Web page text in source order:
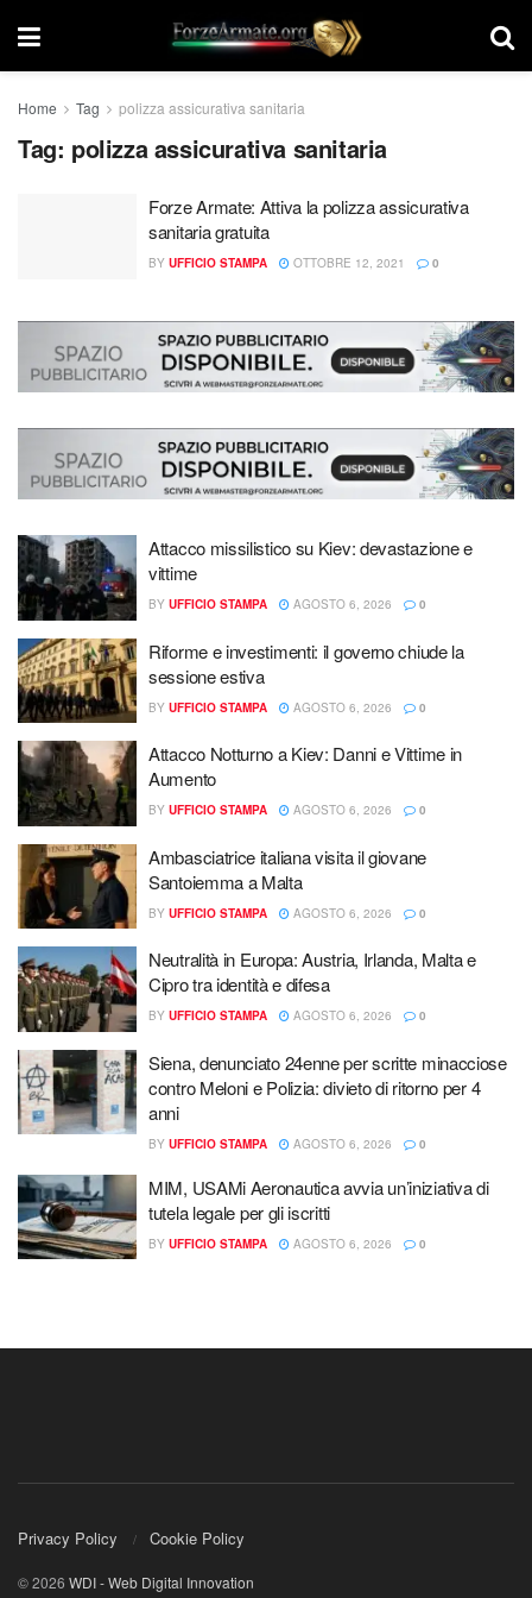
Home Tag polizza assicurativa sanitaria
Tag: polizza assicurativa sanitaria
Forze Armate: Attiva la polizza assicurativa
sanitaria gratuita
BY UFFICIO STAMPA OTTOBRE 12, 2021 0
Attacco missilistico su Kiev: devastazione e
vittime
BY UFFICIO STAMPA AGOSTO 6, 2026 0
Riforme e investimenti: il governo chiude la
sessione estiva
BY UFFICIO STAMPA AGOSTO 6, 2026 0
Attacco Notturno a Kiev: Danni e Vittime in
Aumento
BY UFFICIO STAMPA AGOSTO 6, 2026 0
Ambasciatrice italiana visita il giovane
Santoiemma a Malta
BY UFFICIO STAMPA AGOSTO 6, 2026 0
Neutralità in Europa: Austria, Irlanda, Malta e
Cipro tra identità e difesa
BY UFFICIO STAMPA AGOSTO 6, 2026 0
Siena, denunciato 24enne per scritte minacciose
contro Meloni e Polizia: divieto di ritorno per 4
anni
BY UFFICIO STAMPA AGOSTO 6, 2026 0
MIM, USAMi Aeronautica avvia un’iniziativa di
tutela legale per gli iscritti
BY UFFICIO STAMPA AGOSTO 6, 2026 0
Privacy Policy Cookie Policy
© 2026 WDI - Web Digital Innovation